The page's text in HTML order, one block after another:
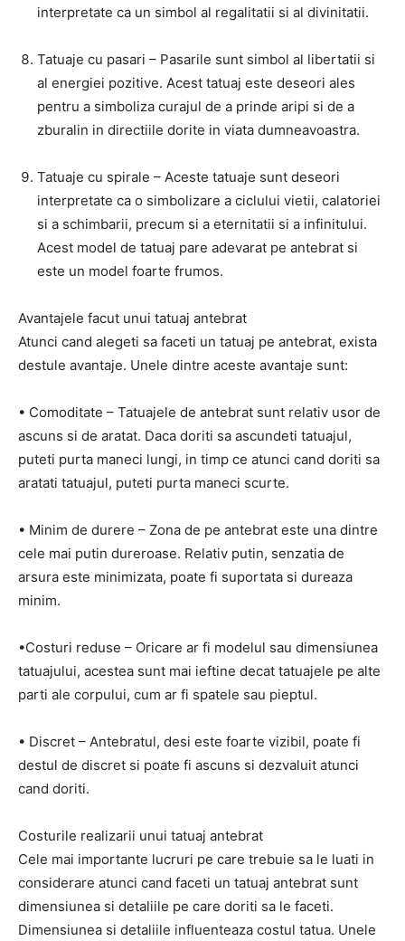
interpretate ca un simbol al regalitatii si al divinitatii.
Tatuaje cu pasari – Pasarile sunt simbol al libertatii si
al energiei pozitive. Acest tatuaj este deseori ales
pentru a simboliza curajul de a prinde aripi si de a
zburalin in directiile dorite in viata dumneavoastra.
Tatuaje cu spirale – Aceste tatuaje sunt deseori
interpretate ca o simbolizare a ciclului vietii, calatoriei
si a schimbarii, precum si a eternitatii si a infinitului.
Acest model de tatuaj pare adevarat pe antebrat si
este un model foarte frumos.
Avantajele facut unui tatuaj antebrat
Atunci cand alegeti sa faceti un tatuaj pe antebrat, exista
destule avantaje. Unele dintre aceste avantaje sunt:
• Comoditate – Tatuajele de antebrat sunt relativ usor de
ascuns si de aratat. Daca doriti sa ascundeti tatuajul,
puteti purta maneci lungi, in timp ce atunci cand doriti sa
aratati tatuajul, puteti purta maneci scurte.
• Minim de durere – Zona de pe antebrat este una dintre
cele mai putin dureroase. Relativ putin, senzatia de
arsura este minimizata, poate fi suportata si dureaza
minim.
•Costuri reduse – Oricare ar fi modelul sau dimensiunea
tatuajului, acestea sunt mai ieftine decat tatuajele pe alte
parti ale corpului, cum ar fi spatele sau pieptul.
• Discret – Antebratul, desi este foarte vizibil, poate fi
destul de discret si poate fi ascuns si dezvaluit atunci
cand doriti.
Costurile realizarii unui tatuaj antebrat
Cele mai importante lucruri pe care trebuie sa le luati in
considerare atunci cand faceti un tatuaj antebrat sunt
dimensiunea si detaliile pe care doriti sa le faceti.
Dimensiunea si detaliile influenteaza costul tatua. Unele